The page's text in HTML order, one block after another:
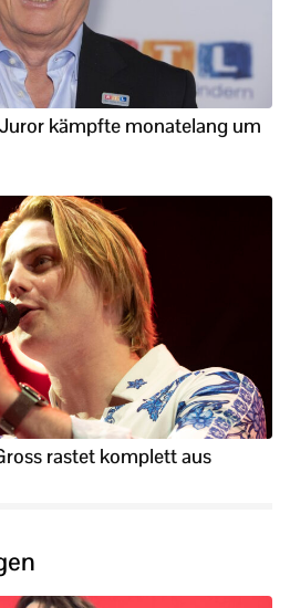
kämpfte monatelang um
rastet komplett aus